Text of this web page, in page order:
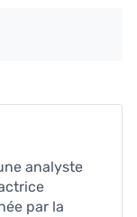
analyste
par la